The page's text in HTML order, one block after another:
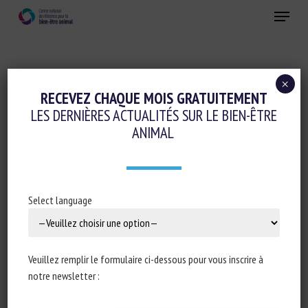
Menu
Elevage de précision et IA
Evaluation du bien-être animal et Etiquetage
REAL-TIME SENSOR-BASED DATA AND
FARM RECORDS: A CONCEPT STUDY
27 octobre 2023
RECEVEZ CHAQUE MOIS GRATUITEMENT
LES DERNIÈRES ACTUALITÉS SUR LE BIEN-ÊTRE
ANIMAL
Select language
Veuillez remplir le formulaire ci-dessous pour vous inscrire à
notre newsletter :
×